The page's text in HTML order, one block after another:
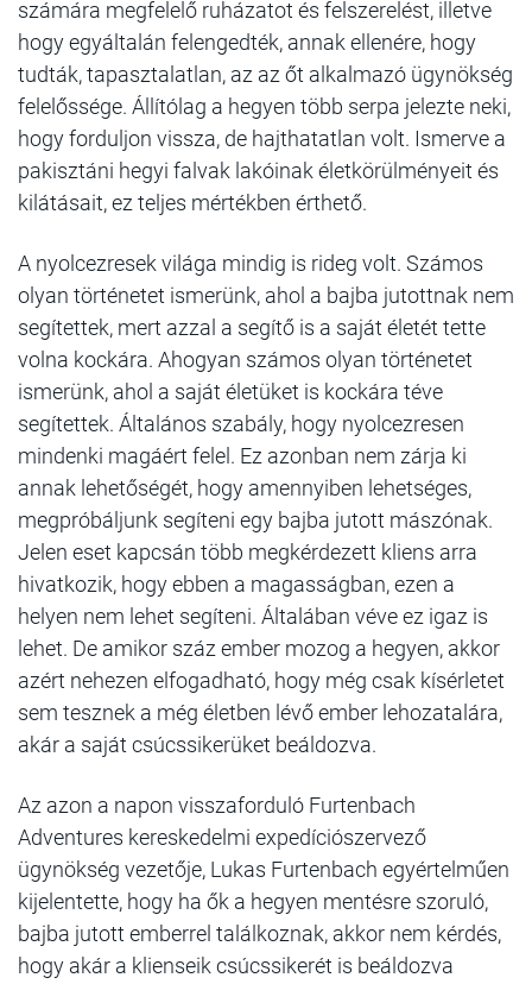
számára megfelelő ruházatot és felszerelést, illetve
hogy egyáltalán felengedték, annak ellenére, hogy
tudták, tapasztalatlan, az az őt alkalmazó ügynökség
felelőssége. Állítólag a hegyen több serpa jelezte neki,
hogy forduljon vissza, de hajthatatlan volt. Ismerve a
pakisztáni hegyi falvak lakóinak életkörülményeit és
kilátásait, ez teljes mértékben érthető.
A nyolcezresek világa mindig is rideg volt. Számos
olyan történetet ismerünk, ahol a bajba jutottnak nem
segítettek, mert azzal a segítő is a saját életét tette
volna kockára. Ahogyan számos olyan történetet
ismerünk, ahol a saját életüket is kockára téve
segítettek. Általános szabály, hogy nyolcezresen
mindenki magáért felel. Ez azonban nem zárja ki
annak lehetőségét, hogy amennyiben lehetséges,
megpróbáljunk segíteni egy bajba jutott mászónak.
Jelen eset kapcsán több megkérdezett kliens arra
hivatkozik, hogy ebben a magasságban, ezen a
helyen nem lehet segíteni. Általában véve ez igaz is
lehet. De amikor száz ember mozog a hegyen, akkor
azért nehezen elfogadható, hogy még csak kísérletet
sem tesznek a még életben lévő ember lehozatalára,
akár a saját csúcssikerüket beáldozva.
Az azon a napon visszaforduló Furtenbach
Adventures kereskedelmi expedíciószervező
ügynökség vezetője, Lukas Furtenbach egyértelműen
kijelentette, hogy ha ők a hegyen mentésre szoruló,
bajba jutott emberrel találkoznak, akkor nem kérdés,
hogy akár a klienseik csúcssikerét is beáldozva